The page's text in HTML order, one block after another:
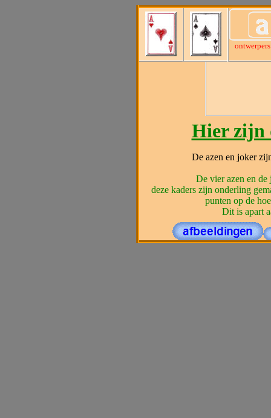
Hier zijn
De azen en joker
De vier azen en de
deze kaders zijn onderling
punten op de
Dit is apart